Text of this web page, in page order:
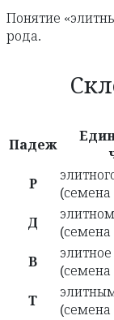
Понятие
рода.
Падеж
Р
(семена
Д
(семена
В
(семена
Т
(семена